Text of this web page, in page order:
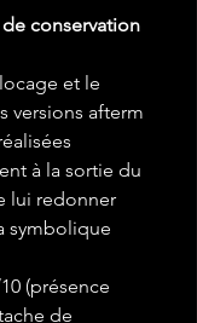
conservation
et le
versions afterm
à la sortie du
lui redonner
symbolique
(présence
de